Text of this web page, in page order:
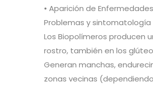
• Aparición de
Problemas y
Los Biopolímeros producen
rostro, también en los
Generan manchas,
zonas vecinas